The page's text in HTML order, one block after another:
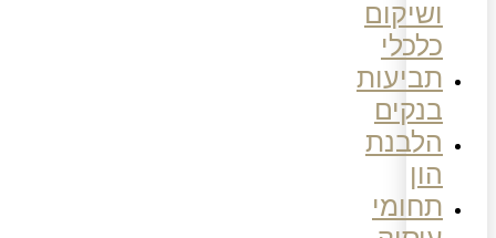
ושיקום
כלכלי
תביעות
בנקים
הלבנת
הון
תחומי